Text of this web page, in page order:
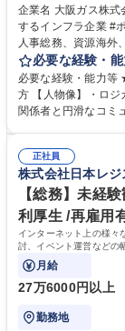
企業名 大阪ガス株式会社 求人名 【第二新卒】事務系総合
するインフラ企業 #ポテンシャル採用
人事総務、資源海外
す。 【業務内容の一
務 ■営業部門の企画スタッフ、ルー
ポジションで一定期
鑑みてジョブローテ
表するインフラ企業
必要な経験・
必要な経験・能力等
方 【人物像】・ロ
関係者と円滑なコミュニケーシ
72.html ■エネルギー
甚大化など、これま
「未来の日常」の創
す。 学歴・資格
正社員
株式会社日本レ
【総務】未経
利厚生 /再雇用
インターネット上の様々
討、イベント運営などの
ている部署です。
月給
27万6000円以上
勤務地